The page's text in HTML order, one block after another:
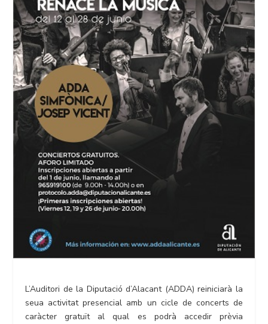
L’Auditori de la Diputació d’Alacant (ADDA) reiniciarà la
seua activitat presencial amb un cicle de concerts de
caràcter gratuït al qual es podrà accedir prèvia